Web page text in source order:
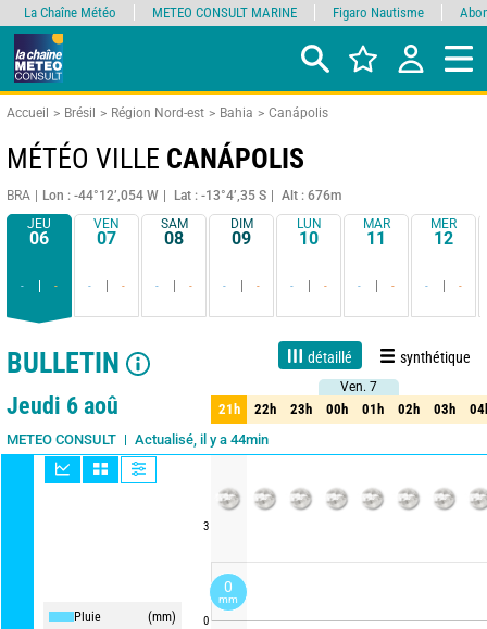
Accueil Brésil Région Nord-est Bahia Canápolis
MÉTÉO VILLE CANÁPOLIS
BRA Lon : -44°12’,054 W Lat : -13°4’,35 S
Alt : 676m
JEU
06
- -
VEN
07
- -
SAM
08
- -
DIM
09
- -
LUN
10
- -
MAR
11
- -
MER
12
- -
BULLETIN détaillé synthétique
1 jour 3 jours 15 jours Fiabilité 85%
Jeudi 6 aoû
METEO CONSULT Actualisé, il y a 44min
Pluie (mm)
3
0
Ven. 7
21h 22h 23h 00h 01h 02h 03h
Ven. 7
21h 22h 23h 00h 01h 02h 03h
La Chaîne Météo METEO CONSULT MARINE Figaro Nautisme
0
mm